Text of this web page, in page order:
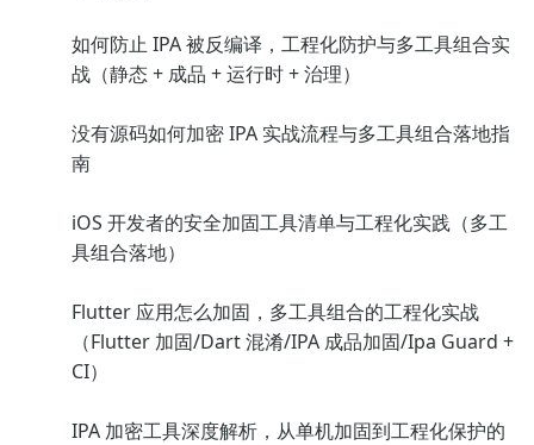
如何防止 IPA 被反编译，工程化防护与多工具组合实
战（静态 + 成品 + 运行时 + 治理）
没有源码如何加密 IPA 实战流程与多工具组合落地指
南
iOS 开发者的安全加固工具清单与工程化实践（多工
具组合落地）
Flutter 应用怎么加固，多工具组合的工程化实战
（Flutter 加固/Dart 混淆/IPA 成品加固/Ipa Guard +
CI）
IPA 加密工具深度解析，从单机加固到工程化保护的